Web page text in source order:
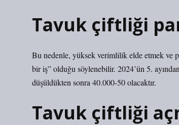
Tavuk çiftliği
Bu nedenle, yüksek verimlilik elde etmek ve
bir iş” olduğu söylenebilir. 2024’ün 5.
düşüldükten sonra 40.000-50 olacaktır.
Tavuk çiftliği